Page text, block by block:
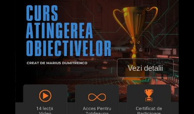
Vezi detalii